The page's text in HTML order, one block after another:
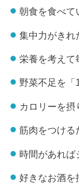
朝食を食べて
集中力がきれ
栄養を考えて
野菜不足を「
カロリーを摂
筋肉をつける
時間があれば
好きなお酒を